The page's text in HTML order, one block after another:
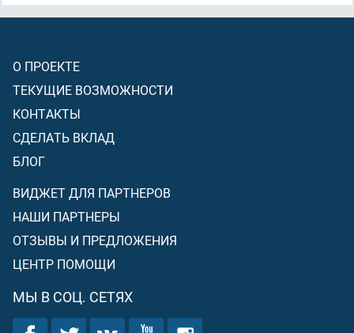
О ПРОЕКТЕ
ТЕКУЩИЕ ВОЗМОЖНОСТИ
КОНТАКТЫ
СДЕЛАТЬ ВКЛАД
БЛОГ
ВИДЖЕТ ДЛЯ ПАРТНЕРОВ
НАШИ ПАРТНЕРЫ
ОТЗЫВЫ И ПРЕДЛОЖЕНИЯ
ЦЕНТР ПОМОЩИ
МЫ В СОЦ. СЕТЯХ